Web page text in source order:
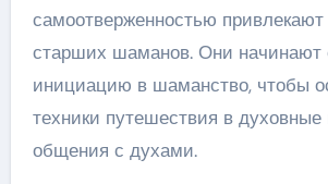
самоотверженностью
старших шаманов. Они начинают
инициацию в шаманство, чтобы
техники путешествия в
общения с духами.